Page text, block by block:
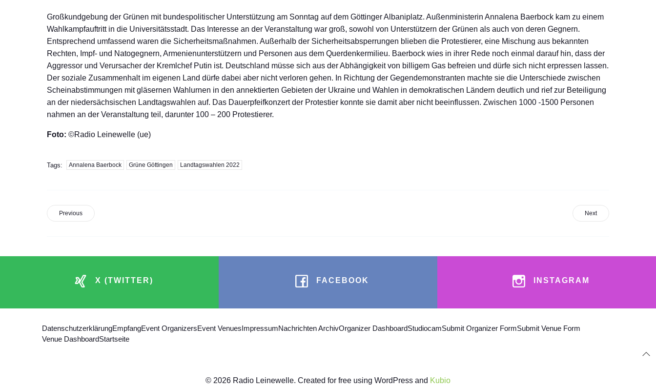
Großkundgebung der Grünen mit bundespolitischer Unterstützung am Sonntag auf dem Göttinger Albaniplatz. Außenministerin Annalena Baerbock kam zu einem
Wahlkampfauftritt in die Universitätsstadt. Das Interesse an der Veranstaltung war groß, sowohl von Unterstützern der Grünen als auch von deren Gegnern.
Entsprechend umfassend waren die Sicherheitsmaßnahmen. Außerhalb der Sicherheitsabsperrungen blieben die Protestierer, eine Mischung aus bekannten
Rechten, Impf- und Natogegnern, Armenienunterstützern und Personen aus dem Querdenkermilieu. Baerbock wies in ihrer Rede noch einmal darauf hin, dass der
Aggressor und Verursacher der Kremlchef Putin ist. Deutschland müsse sich aus der Abhängigkeit von billigem Gas befreien und dürfe sich nicht erpressen lassen.
Der soziale Zusammenhalt im eigenen Land dürfe dabei aber nicht verloren gehen. In Richtung der Gegendemonstranten machte sie die Unterschiede zwischen
Scheinabstimmungen mit gläsernen Wahlurnen in den annektierten Gebieten der Ukraine und Wahlen in demokratischen Ländern deutlich und rief zur Beteiligung
an der niedersächsischen Landtagswahlen auf. Das Dauerpfeifkonzert der Protestier konnte sie damit aber nicht beeinflussen. Zwischen 1000 -1500 Personen
nahmen an der Veranstaltung teil, darunter 100 – 200 Protestierer.
Foto: ©Radio Leinewelle (ue)
Tags: Annalena Baerbock Grüne Göttingen Landtagswahlen 2022
Previous Next
X (TWITTER) FACEBOOK INSTAGRAM
DatenschutzerklärungEmpfangEvent OrganizersEvent VenuesImpressumNachrichten ArchivOrganizer DashboardStudiocamSubmit Organizer FormSubmit Venue Form
Venue DashboardStartseite
© 2026 Radio Leinewelle. Created for free using WordPress and Kubio